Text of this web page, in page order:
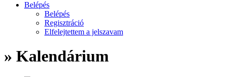
Belépés
Belépés
Regisztráció
Elfelejtettem a jelszavam
» Kalendárium